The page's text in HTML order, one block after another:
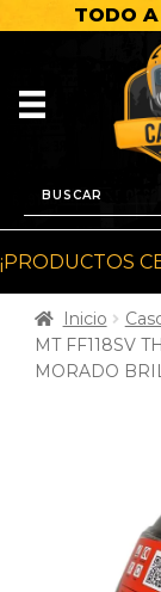
TODO
¡PRODUCTOS
Inicio
MT FF118SV
MORADO